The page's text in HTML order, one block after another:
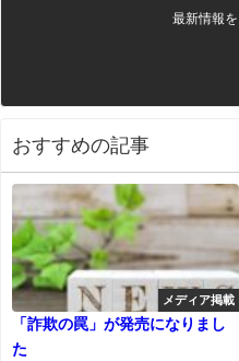
最新情報
おすすめの記事
メディア掲載
「詐欺の罠」が発売になりまし
た